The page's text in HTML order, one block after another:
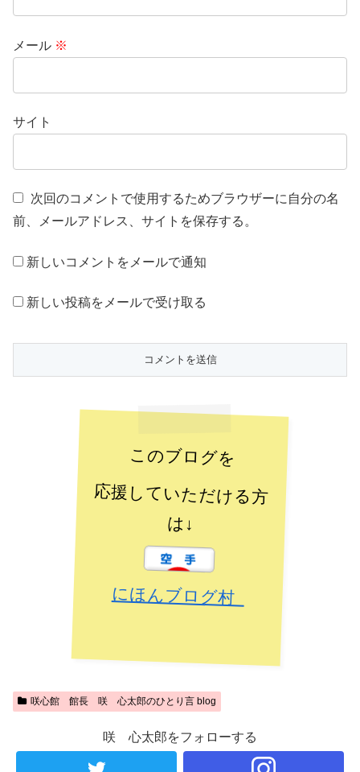
メール ※
サイト
次回のコメントで使用するためブラウザーに自分の名
前、メールアドレス、サイトを保存する。
新しいコメントをメールで通知
新しい投稿をメールで受け取る
このブログを
応援していただける方
は↓
にほんブログ村
咲心館 館長 咲 心太郎のひとり言 blog
咲 心太郎をフォローする